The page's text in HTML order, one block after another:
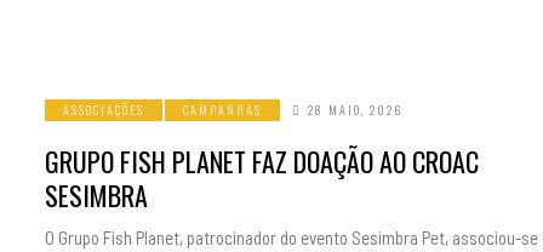
ASSOCIAÇÕES CAMPANHAS 28 MAIO, 2026
GRUPO FISH PLANET FAZ DOAÇÃO AO CROAC
SESIMBRA
O Grupo Fish Planet, patrocinador do evento Sesimbra Pet, associou-se